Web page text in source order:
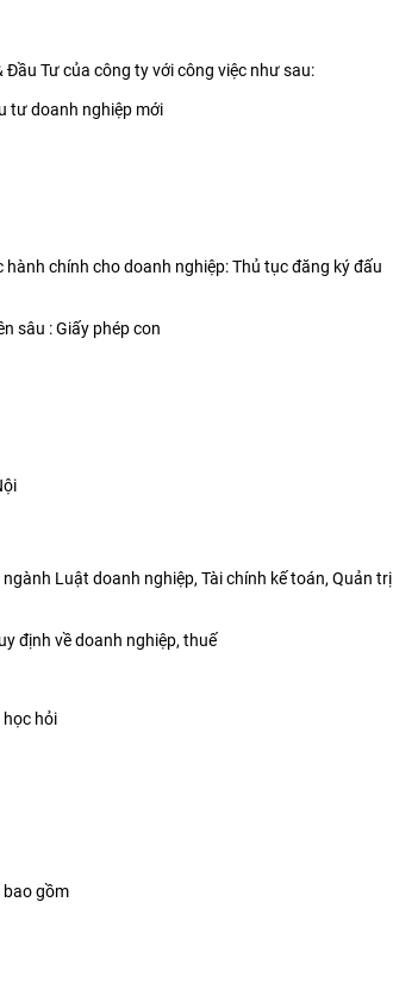
Tư của công ty với công việc như sau:
tư doanh nghiệp mới
chính cho doanh nghiệp: Thủ tục đăng ký đấu
sâu : Giấy phép con
Luật doanh nghiệp, Tài chính kế toán, Quản trị
định về doanh nghiệp, thuế
hỏi
gồm